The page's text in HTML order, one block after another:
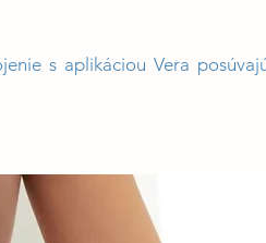
s aplikáciou Vera